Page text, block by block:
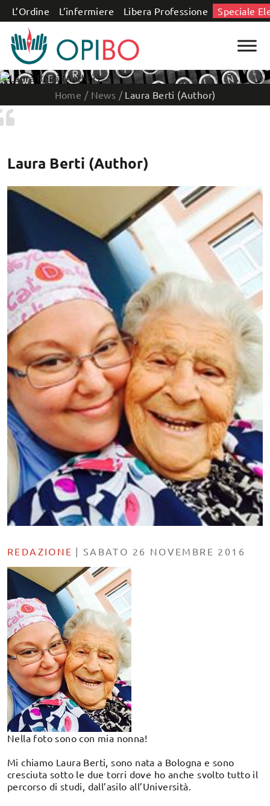
Salta al contenuto
L’Ordine L’infermiere Libera Professione Speciale
Home / News / Laura Berti (Author)
Laura Berti (Author)
REDAZIONE | SABATO 26 NOVEMBRE 2016
Nella foto sono con mia nonna!
Mi chiamo Laura Berti, sono nata a Bologna e sono
cresciuta sotto le due torri dove ho anche svolto tutto il
percorso di studi, dall’asilo all’Università.